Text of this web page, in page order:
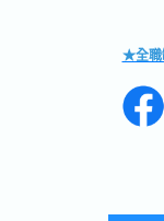
★全職